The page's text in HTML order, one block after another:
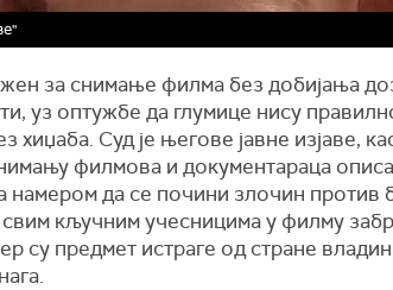
за снимање филма без добијања
уз оптужбе да глумице нису
хиџаба. Суд је његове јавне изјаве,
филмова и документараца
намером да се почини злочин против
кључним учесницима у филму
су предмет истраге од стране